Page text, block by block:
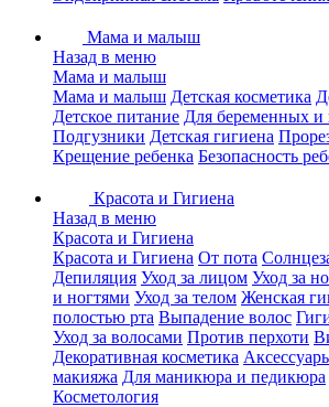
Мама и малыш
Назад в меню
Мама и малыш
Мама и малыш Детская косметика
Детское питание Для беременных
Подгузники Детская гигиена
Крещение ребенка Безопасность
Красота и Гигиена
Назад в меню
Красота и Гигиена
Красота и Гигиена От пота
Депиляция Уход за лицом Уход за
и ногтями Уход за телом Женская
полостью рта Выпадение волос
Уход за волосами Против перхоти
Декоративная косметика
макияжа Для маникюра и педикюра
Косметология